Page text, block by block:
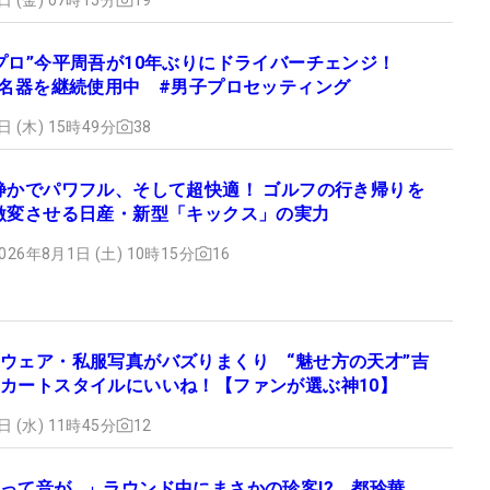
ロ”今平周吾が10年ぶりにドライバーチェンジ！
器を継続使用中 #男子プロセッティング
(木) 15時49分 38
かでパワフル、そして超快適！ ゴルフの行き帰りを
変させる日産・新型「キックス」の実力
年8月1日 (土) 10時15分 16
ェア・私服写真がバズりまくり “魅せ方の天才”吉
ートスタイルにいいね！【ファンが選ぶ神10】
(水) 11時45分 12